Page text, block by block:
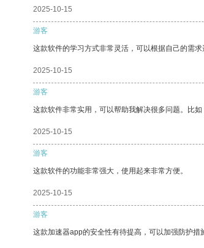
2025-10-15
游客
这款软件的学习方式非常灵活，可以根据自己的需求
2025-10-15
游客
这款软件非常实用，可以帮助我解决很多问题。比
2025-10-15
游客
这款软件的功能非常强大，使用起来非常方便。
2025-10-15
游客
这款加速器app的安全性有待提高，可以加强防护措